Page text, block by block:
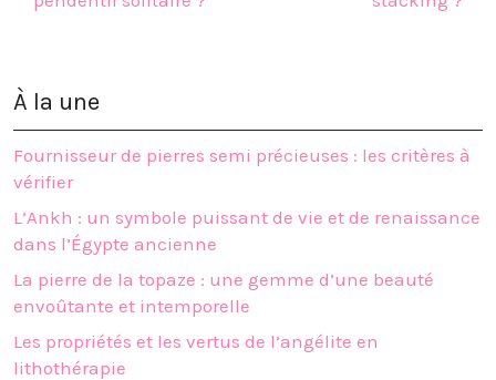
À la une
Fournisseur de pierres semi précieuses : les critères à
vérifier
L’Ankh : un symbole puissant de vie et de renaissance
dans l’Égypte ancienne
La pierre de la topaze : une gemme d’une beauté
envoûtante et intemporelle
Les propriétés et les vertus de l’angélite en
lithothérapie